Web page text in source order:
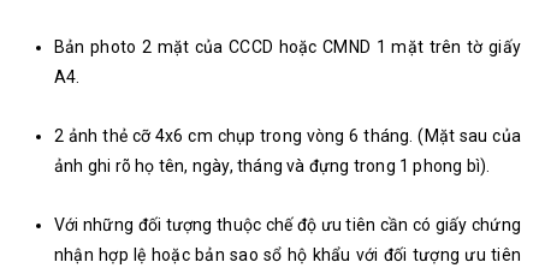
Bản photo 2 mặt của CCCD hoặc CMND 1 mặt trên tờ giấy
A4.
2 ảnh thẻ cỡ 4x6 cm chụp trong vòng 6 tháng. (Mặt sau của
ảnh ghi rõ họ tên, ngày, tháng và đựng trong 1 phong bì).
Với những đối tượng thuộc chế độ ưu tiên cần có giấy chứng
nhận hợp lệ hoặc bản sao sổ hộ khẩu với đối tượng ưu tiên